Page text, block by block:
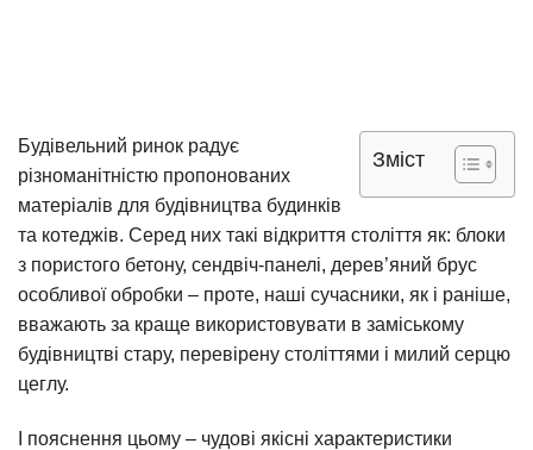
Зміст
Будівельний ринок радує
різноманітністю пропонованих
матеріалів для будівництва будинків
та котеджів. Серед них такі відкриття століття як: блоки
з пористого бетону, сендвіч-панелі, дерев’яний брус
особливої обробки – проте, наші сучасники, як і раніше,
вважають за краще використовувати в заміському
будівництві стару, перевірену століттями і милий серцю
цеглу.
І пояснення цьому – чудові якісні характеристики